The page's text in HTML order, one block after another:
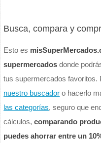
Busca, compara y
Esto es
supermercados donde
tus supermercados favoritos.
nuestro buscador o hacerlo
las categorías, seguro que
cálculos,comparando
puedes ahorrar entre un